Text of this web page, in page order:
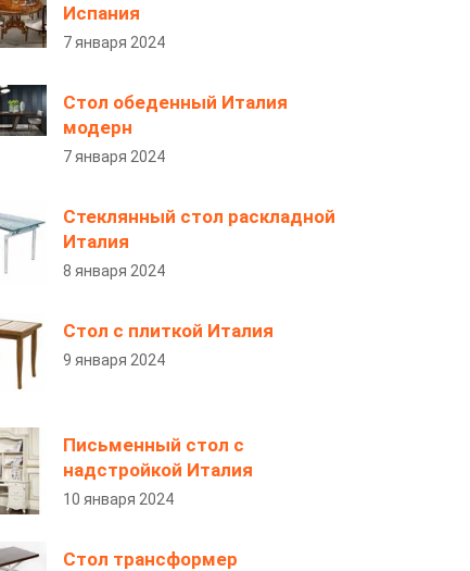
Испания
7 января 2024
Стол обеденный Италия
модерн
7 января 2024
Стеклянный стол раскладной
Италия
8 января 2024
Стол с плиткой Италия
9 января 2024
Письменный стол с
надстройкой Италия
10 января 2024
Стол трансформер